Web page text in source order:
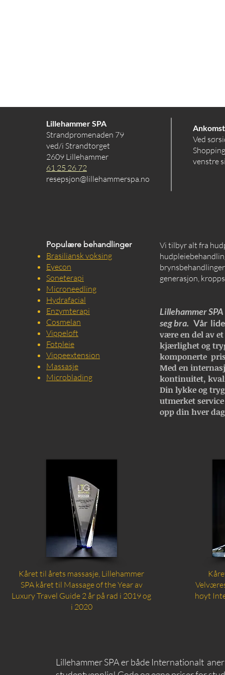
Lillehammer SPA
Strandpromenaden 79
ved/i Strandtorget
2609 Lillehammer
61 25 26 72
resepsjon@lillehammerspa.no
Ankomst
Ved
venstre
Populære behandlinger
Brasiliansk voksing
Eyecon
Soneterapi
Microneedling
Hydrafacial
Enzymterapi
Cosmelan
Vippeløft
Fotpleie
Vippeextension
Massasje
Microblading
Vi tilbyr alt fra
generasjon,
Lillehammer
seg bra. Vår
være en del av
kjærlighet og
komponerte
Med en
kontinuitet,
Din lykke og
utmerket
opp din hver
Kåret til årets massasje, Lillehammer
SPA kåret til Massage of the Year av
Luxury Travel Guide 2 år på rad i 2019 og
i 2020
høyt
Lillehammer SPA er både Internationalt